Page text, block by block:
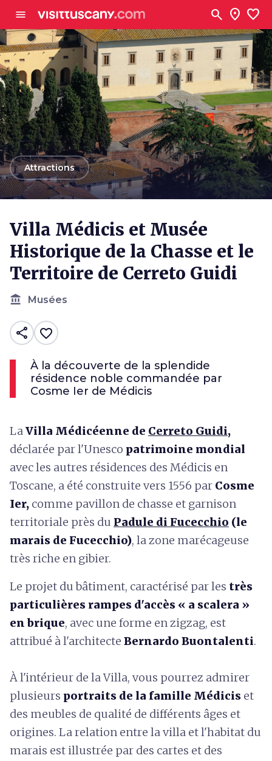
menu search location_on favorite
arrow_backAttractions
Villa Médicis et Musée
Historique de la Chasse et le
Territoire de Cerreto Guidi
account_balance Musées
share favorite_border
À la découverte de la splendide
résidence noble commandée par
Cosme Ier de Médicis
LaVilla Médicéenne de Cerreto Guidi,
déclarée par l'Unesco patrimoine mondial
avec les autres résidences des Médicis en
Toscane, a été construite vers 1556 par Cosme
Ier, comme pavillon de chasse et garnison
territoriale près du Padule di Fucecchio (le
marais de Fucecchio), la zone marécageuse
très riche en gibier.
Le projet du bâtiment, caractérisé par les très
particulières rampes d'accès « a scalera »
en brique, avec une forme en zigzag, est
attribué à l'architecte Bernardo Buontalenti.
À l'intérieur de la Villa, vous pourrez admirer
plusieurs portraits de la famille Médicis et
des meubles de qualité de différents âges et
origines. La relation entre la villa et l'habitat du
marais est illustrée par des cartes et des